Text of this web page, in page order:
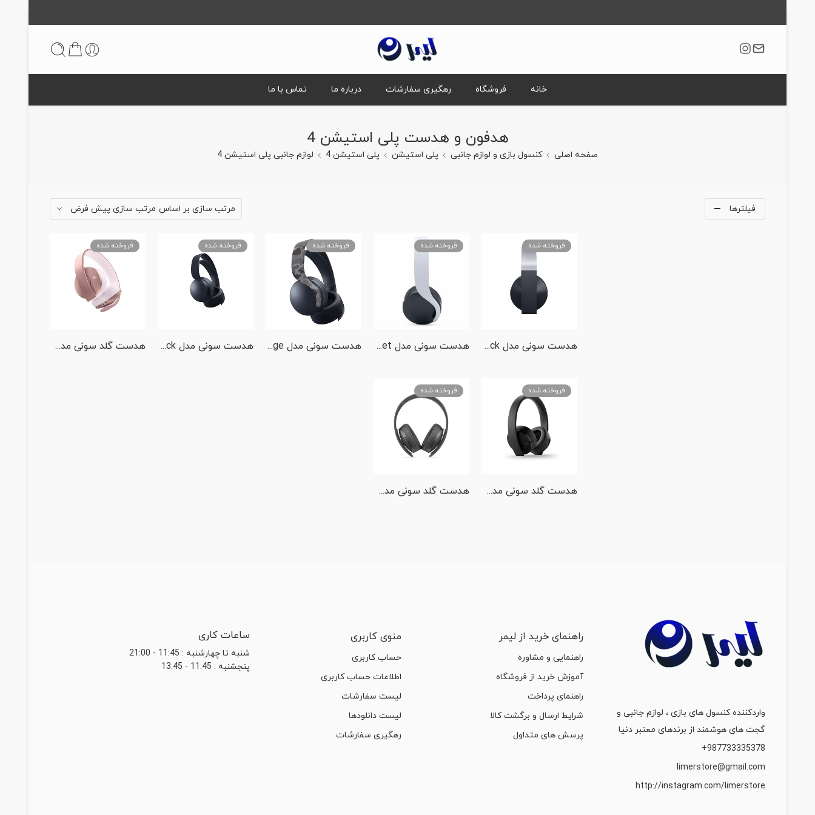
خانه فروشگاه رهگیری سفارشات درباره ما تماس با ما
هدفون و هدست پلی استیشن 4
صفحه اصلی کنسول بازی و لوازم جانبی پلی استیشن پلی استیشن 4 لوازم جانبی پلی استیشن 4
فیلترها مرتب سازی بر اساس مرتب سازی پیش فرض
فروخته شده
هدست سونی مدل PLATINUM – Black
فروخته شده
هدست سونی مدل PS5 Pulse 3D Wireless Headset
فروخته شده
هدست سونی مدل PS5 Pulse 3D Wireless Headset Gray Camouflage
فروخته شده
هدست سونی مدل PS5 Pulse 3D Wireless Headset Midnight Black
فروخته شده
هدست گلد سونی مدل GOLD New – Rose Gold
فروخته شده
هدست گلد سونی مدل GOLD New – Black
فروخته شده
هدست گلد سونی مدل GOLD New – The Last of Us Part II Limited Edition
واردکننده کنسول های بازی ، لوازم جانبی و
گجت های هوشمند از برندهای معتبر دنیا
987733335378+
limerstore@gmail.com
http://instagram.com/limerstore
راهنمای خرید از لیمر
راهنمایی و مشاوره
آموزش خرید از فروشگاه
راهنمای پرداخت
شرایط ارسال و برگشت کالا
پرسش های متداول
منوی کاربری
حساب کاربری
اطلاعات حساب کاربری
لیست سفارشات
لیست دانلودها
رهگیری سفارشات
ساعات کاری
شنبه تا چهارشنبه : 11:45 - 21:00
پنجشنبه : 11:45 - 13:45